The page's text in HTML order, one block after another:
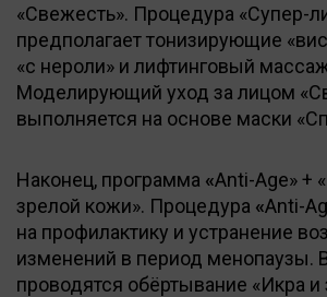
«Свежесть». Процедура «Супер-
предполагает тонизирующие
«с нероли» и лифтинговый
Моделирующий уход за лицом
выполняется на основе маски
Наконец, программа «Anti-Age» +
зрелой кожи». Процедура «Anti-
на профилактику и устранение
изменений в период менопаузы.
проводятся обёртывание «Икра